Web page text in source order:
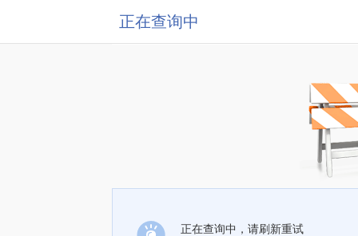
正在查询中
正在查询中，请刷新重试